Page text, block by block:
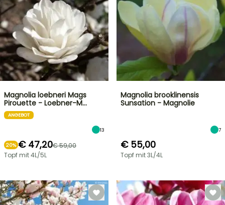
Magnolia loebneri Mags
Pirouette - Loebner-M…
ANGEBOT
13
20% € 47,20€ 59,00
Topf mit 4L/5L
Magnolia brooklinensis
Sunsation - Magnolie
7
€ 55,00
Topf mit 3L/4L